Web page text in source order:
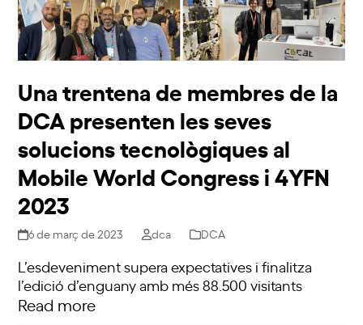
Una trentena de membres de la
DCA presenten les seves
solucions tecnològiques al
Mobile World Congress i 4YFN
2023
6 de març de 2023 dca DCA
L’esdeveniment supera expectatives i finalitza
l’edició d’enguany amb més 88.500 visitants
Read more